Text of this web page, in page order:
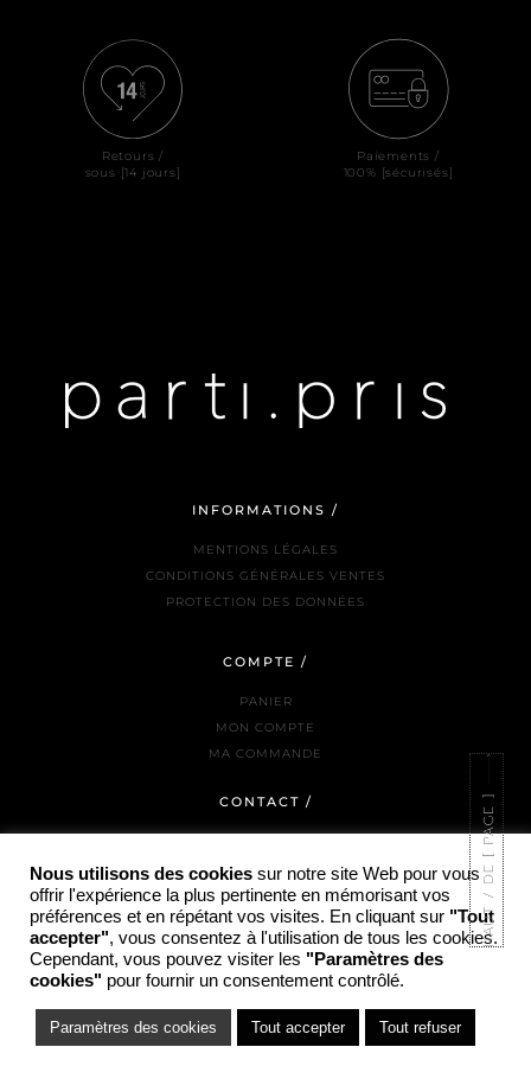
Retours /
sous [14 jours]
Paiements /
100% [sécurisés]
INFORMATIONS /
MENTIONS LÉGALES
CONDITIONS GÉNÉRALES VENTES
PROTECTION DES DONNÉES
COMPTE /
PANIER
MON COMPTE
MA COMMANDE
CONTACT /
LA BOUTIQUE
INSTAGRAM
Nous utilisons des cookies sur notre site Web pour vous
offrir l'expérience la plus pertinente en mémorisant vos
préférences et en répétant vos visites. En cliquant sur "Tout
accepter", vous consentez à l'utilisation de tous les cookies.
Cependant, vous pouvez visiter les "Paramètres des
cookies" pour fournir un consentement contrôlé.
Paramètres des cookies Tout accepter Tout refuser